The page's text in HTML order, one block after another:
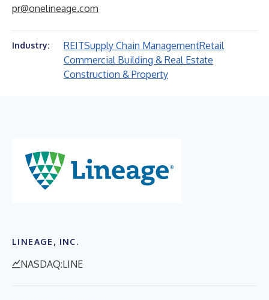
pr@onelineage.com
Industry: REITSupply Chain ManagementRetail
Commercial Building & Real Estate
Construction & Property
LINEAGE, INC.
NASDAQ:LINE